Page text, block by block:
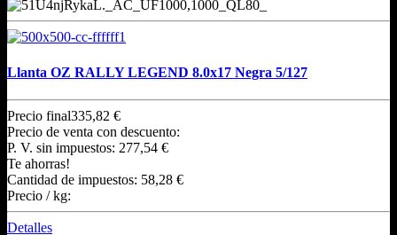
Llanta OZ RALLY LEGEND 8.0x17 Negra 5/127
Precio final335,82 €
Precio de venta con descuento:
P. V. sin impuestos: 277,54 €
Te ahorras!
Cantidad de impuestos: 58,28 €
Precio / kg:
Detalles